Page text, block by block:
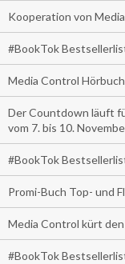
Kooperation von
#BookTok
Media Control
Der Countdown läuft
vom 7. bis 10.
#BookTok
Promi-Buch Top- und
Media Control kürt
#BookTok